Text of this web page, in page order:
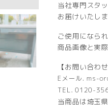
当社専門スタ
お届けいたし
ご使用になら
商品画像と実
【お問い合わせ
Eメール. ms-
TEL. 0120-
当商品は埼玉